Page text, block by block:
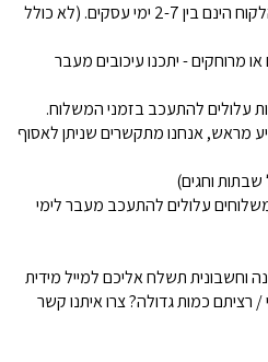
זמני אספקה למשלוח עד לבית הלקוח הינם בין 2-7 ימי עסקים. (לא כולל
מרוחקים - יתכנו עיכובים מעבר
עלולים להתעכב בזמני המשלוח.
מראש, אנחנו מתקשרים שניתן לאסוף
וחגים)
עלולים להתעכב מעבר לימי
וחשבונית תשלח אליכם למייל מידית
רציתם כמות גדולה? צרו איתנו קשר